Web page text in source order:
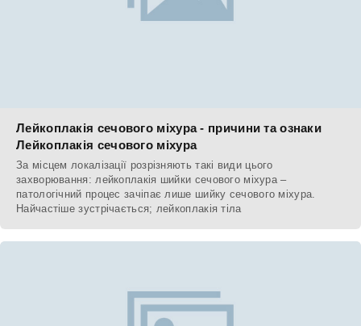
Лейкоплакія сечового міхура - причини та ознаки
Лейкоплакія сечового міхура
За місцем локалізації розрізняють такі види цього
захворювання: лейкоплакія шийки сечового міхура –
патологічний процес зачіпає лише шийку сечового міхура.
Найчастіше зустрічається; лейкоплакія тіла